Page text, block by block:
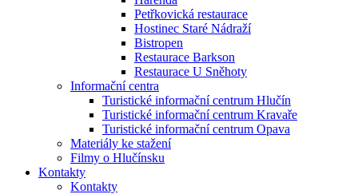
Petřkovická restaurace
Hostinec Staré Nádraží
Bistropen
Restaurace Barkson
Restaurace U Sněhoty
Informační centra
Turistické informační centrum Hlučín
Turistické informační centrum Kravaře
Turistické informační centrum Opava
Materiály ke stažení
Filmy o Hlučínsku
Kontakty
Kontakty